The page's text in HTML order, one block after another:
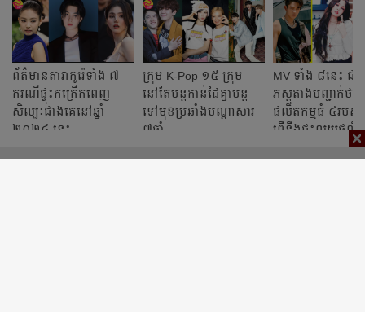
ព័ត៌មានតារាកូរ៉េទាំង ៧
ករណីផ្ទុះកក្រើកពេញ
សិល្បៈជាងគេនៅឆ្នាំ
២០២៤ ​នេះ
ក្រុម K-Pop ១៥ ក្រុម
នៅតែបន្តកាន់ដៃគ្នាបន្ត
ទៅមុខប្រឆាំងបណ្ដាសារ
៧ឆ្នាំ
MV ទាំង ៨​នេះ ជា​
ភស្តុតាងបញ្ជាក់​ថា​
ផលិតកម្មធំ​ ៤របស់
ព្រឺនឹងជះលុយផលិ